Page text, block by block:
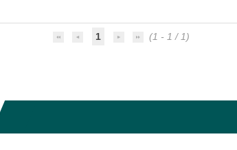
1 (1 - 1 / 1)